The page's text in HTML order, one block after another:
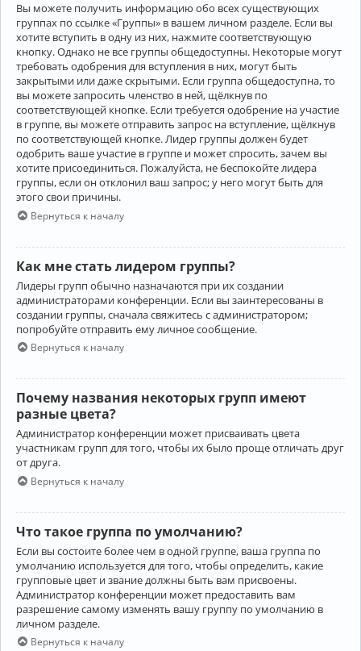
Вы можете получить информацию обо всех существующих
группах по ссылке «Группы» в вашем личном разделе. Если вы
хотите вступить в одну из них, нажмите соответствующую
кнопку. Однако не все группы общедоступны. Некоторые могут
требовать одобрения для вступления в них, могут быть
закрытыми или даже скрытыми. Если группа общедоступна, то
вы можете запросить членство в ней, щёлкнув по
соответствующей кнопке. Если требуется одобрение на участие
в группе, вы можете отправить запрос на вступление, щёлкнув
по соответствующей кнопке. Лидер группы должен будет
одобрить ваше участие в группе и может спросить, зачем вы
хотите присоединиться. Пожалуйста, не беспокойте лидера
группы, если он отклонил ваш запрос; у него могут быть для
этого свои причины.
Вернуться к началу
Как мне стать лидером группы?
Лидеры групп обычно назначаются при их создании
администраторами конференции. Если вы заинтересованы в
создании группы, сначала свяжитесь с администратором;
попробуйте отправить ему личное сообщение.
Вернуться к началу
Почему названия некоторых групп имеют
разные цвета?
Администратор конференции может присваивать цвета
участникам групп для того, чтобы их было проще отличать друг
от друга.
Вернуться к началу
Что такое группа по умолчанию?
Если вы состоите более чем в одной группе, ваша группа по
умолчанию используется для того, чтобы определить, какие
групповые цвет и звание должны быть вам присвоены.
Администратор конференции может предоставить вам
разрешение самому изменять вашу группу по умолчанию в
личном разделе.
Вернуться к началу